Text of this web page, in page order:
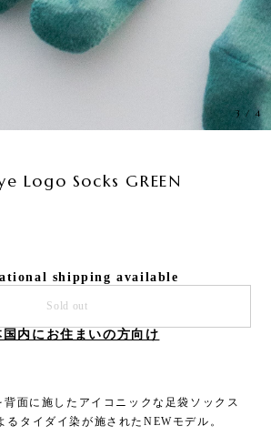
3 / 4
Logo Socks GREEN
shipping available
Sold out
国内にお住まいの方向け
背面に施したアイコニックな足袋ソックス
るタイダイ染が施されたNEWモデル。